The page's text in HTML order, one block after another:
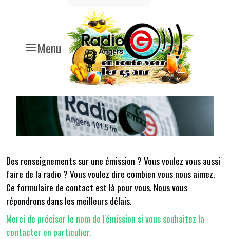
Menu
Des renseignements sur une émission ? Vous voulez vous aussi
faire de la radio ? Vous voulez dire combien vous nous aimez.
Ce formulaire de contact est là pour vous. Nous vous
répondrons dans les meilleurs délais.
Merci de préciser le nom de l'émission si vous souhaitez la
contacter en particulier.